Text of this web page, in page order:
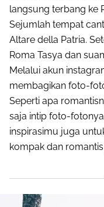
langsung terbang ke
Sejumlah tempat
Altare della Patria.
Roma Tasya dan
Melalui akun
membagikan foto-
Seperti apa
saja intip foto-
inspirasimu juga
kompak dan